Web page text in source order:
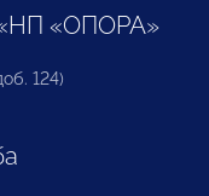
«ОПОРА»
124)